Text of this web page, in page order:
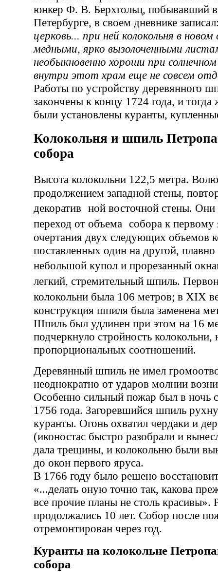
юнкер Ф. В. Берхгольц, побывавший
Петербурге, в своем дневнике
церковь... при ней колокольня в
медными, ярко вызолоченными
необыкновенно хороши при
внутри этот храм еще не совсем
Работы по устройству деревянного
закончены к концу 1724 года, и тогда
были установлены куранты,
Колокольня и шпиль
собора
Высота колокольни 122,5 метра.
продолжением западной стены,
декоратив ной восточной стены.
переход от объема собора к первому
очертания двух следующих объемов
поставленных один на другой, плавно
небольшой купол и прорезанный
легкий, стремительный шпиль.
колокольни была 106 метров; в XIX
конструкция шпиля была заменена
Шпиль был удлинен при этом на 16
подчеркнуло стройность
пропорциональных соотношений.
Деревянный шпиль не имел
неоднократно от ударов молнии
Особенно сильный пожар был в ночь
1756 года. Загоревшийся шпиль
куранты. Огонь охватил чердаки и
(иконостас быстро разобрали и
дала трещины, и колокольню были
до окон первого яруса.
В 1766 году было решено
«...делать оную точно так, какова
все прочие планы не столь красивы».
продолжались 10 лет. Собор после
отремонтирован через год.
Куранты на колокольне
собора